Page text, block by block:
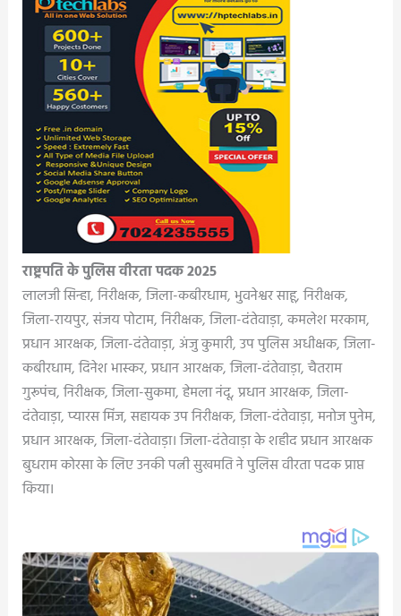
राष्ट्रपति के पुलिस वीरता पदक 2025
लालजी सिन्हा, निरीक्षक, जिला-कबीरधाम, भुवनेश्वर साहू, निरीक्षक,
जिला-रायपुर, संजय पोटाम, निरीक्षक, जिला-दंतेवाड़ा, कमलेश मरकाम,
प्रधान आरक्षक, जिला-दंतेवाड़ा, अंजु कुमारी, उप पुलिस अधीक्षक, जिला-
कबीरधाम, दिनेश भास्कर, प्रधान आरक्षक, जिला-दंतेवाड़ा, चैतराम
गुरूपंच, निरीक्षक, जिला-सुकमा, हेमला नंदू, प्रधान आरक्षक, जिला-
दंतेवाड़ा, प्यारस मिंज, सहायक उप निरीक्षक, जिला-दंतेवाड़ा, मनोज पुनेम,
प्रधान आरक्षक, जिला-दंतेवाड़ा। जिला-दंतेवाड़ा के शहीद प्रधान आरक्षक
बुधराम कोरसा के लिए उनकी पत्नी सुखमति ने पुलिस वीरता पदक प्राप्त
किया।